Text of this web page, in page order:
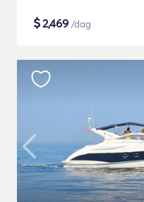
$2,469 /dag